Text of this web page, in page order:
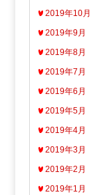
2019年10月
2019年9月
2019年8月
2019年7月
2019年6月
2019年5月
2019年4月
2019年3月
2019年2月
2019年1月